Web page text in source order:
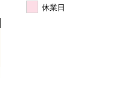
休業日